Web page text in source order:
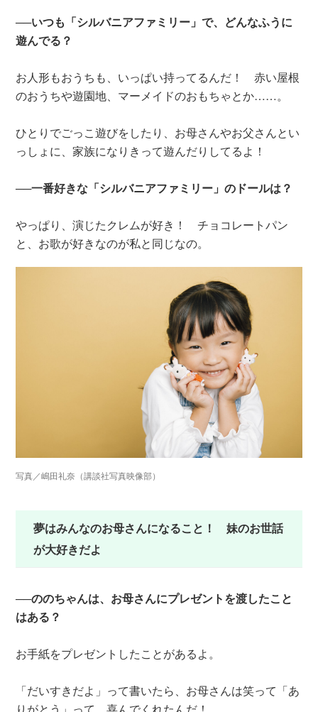
──いつも「シルバニアファミリー」で、どんなふうに
遊んでる？
お人形もおうちも、いっぱい持ってるんだ！ 赤い屋根
のおうちや遊園地、マーメイドのおもちゃとか……。
ひとりでごっこ遊びをしたり、お母さんやお父さんとい
っしょに、家族になりきって遊んだりしてるよ！
──一番好きな「シルバニアファミリー」のドールは？
やっぱり、演じたクレムが好き！ チョコレートパン
と、お歌が好きなのが私と同じなの。
写真／嶋田礼奈（講談社写真映像部）
夢はみんなのお母さんになること！ 妹のお世話
が大好きだよ
──ののちゃんは、お母さんにプレゼントを渡したこと
はある？
お手紙をプレゼントしたことがあるよ。
「だいすきだよ」って書いたら、お母さんは笑って「あ